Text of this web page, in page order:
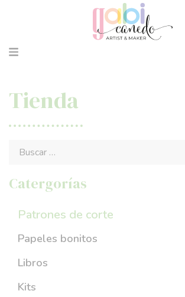
Tienda
Catergorías
Patrones de corte
Papeles bonitos
Libros
Kits